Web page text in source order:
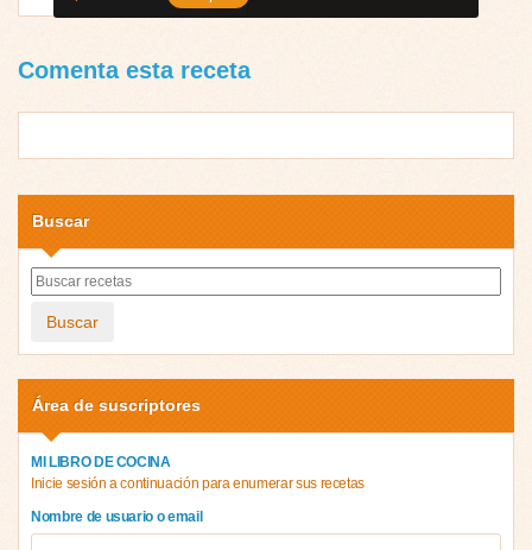
Comenta esta receta
Buscar
Buscar
Área de suscriptores
MI LIBRO DE COCINA
Inicie sesión a continuación para enumerar sus recetas
Nombre de usuario o email